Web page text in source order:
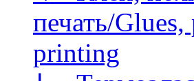
печать/
printing